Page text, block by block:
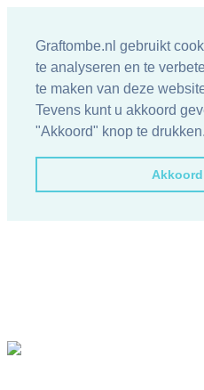
Graftombe.nl gebruikt
te analyseren en te
te maken van deze
Tevens kunt u akkoord
"Akkoord" knop te drukken.
Akkoord